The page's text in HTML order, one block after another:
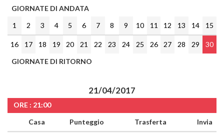
GIORNATE DI ANDATA
1
2 3 4 5 6 7 8 9 10 11 12 13 14 15
16 17 18 19 20 21 22 23 24 25 26 27 28 29
30
GIORNATE DI RITORNO
21/04/2017
ORE : 21:00
Casa
Punteggio Trasferta Invia